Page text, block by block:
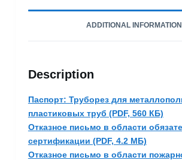
ADDITIONAL INFORMATION
Description
Паспорт: Труборез для
пластиковых труб (PDF, 560 КБ)
Отказное письмо в области
сертификации (PDF, 4.2 МБ)
Отказное письмо в области